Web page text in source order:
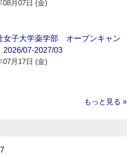
08月07日 (金)
女子大学薬学部 オープンキャン
07-2027/03
07月17日 (金)
もっと見る »